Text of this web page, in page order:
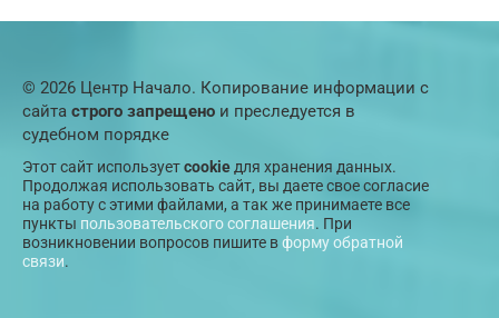
© 2026 Центр Начало. Копирование информации с
сайта строго запрещено и преследуется в
судебном порядке
Этот сайт используетcookie для хранения данных.
Продолжая использовать сайт, вы даете свое согласие
на работу с этими файлами, а так же принимаете все
пункты пользовательского соглашения. При
возникновении вопросов пишите вформу обратной
связи.